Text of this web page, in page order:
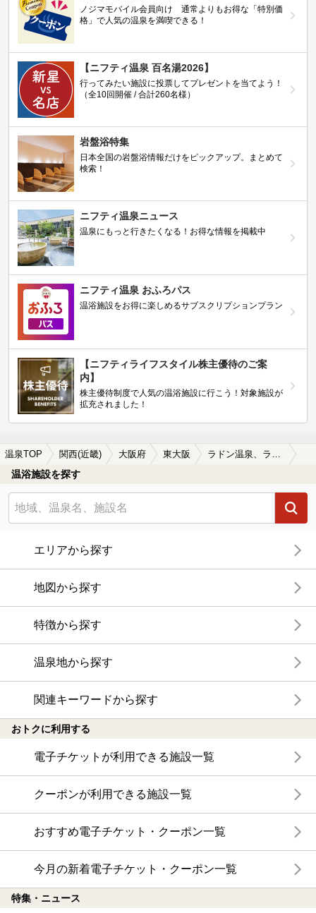
ノジマモバイル会員向け 通常よりもお得な「特別価
格」で人気の温泉を満喫できる！
【ニフティ温泉 百名湯2026】
行ってみたい施設に投票してプレゼントを当てよう！
（全10回開催 / 合計260名様）
岩盤浴特集
日本全国の岩盤浴情報だけをピックアップ。まとめて
検索！
ニフティ温泉ニュース
温泉にもっと行きたくなる！お得な情報を掲載中
ニフティ温泉 おふろパス
温浴施設をお得に楽しめるサブスクリプションプラン
【ニフティライフスタイル株主優待のご案
内】
株主優待制度で人気の温浴施設に行こう！対象施設が
拡充されました！
温泉TOP 関西(近畿) 大阪府 東大阪 ラドン温泉、ラジウム温泉が楽しめる東大阪の温泉、日帰り温泉、スーパー銭湯おすすめ
温浴施設を探す
エリアから探す
地図から探す
特徴から探す
温泉地から探す
関連キーワードから探す
おトクに利用する
電子チケットが利用できる施設一覧
クーポンが利用できる施設一覧
おすすめ電子チケット・クーポン一覧
今月の新着電子チケット・クーポン一覧
特集・ニュース